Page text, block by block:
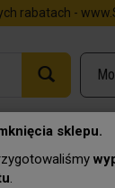
sklepu.
.
rabatach -